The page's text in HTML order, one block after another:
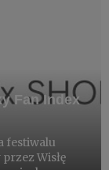
Fan Index
festiwalu
Wisłę